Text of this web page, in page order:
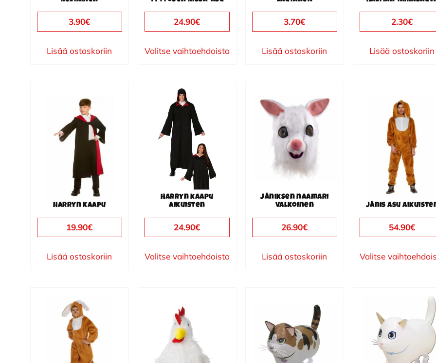
3.90€
Lisää ostoskoriin
24.90€
Valitse vaihtoehdoista
tuotteen
3.70€
Lisää ostoskoriin
2.30€
Lisää ostoskoriin
Harryn kaapu
19.90€
Lisää ostoskoriin
Harryn kaapu
aikuisten
24.90€
Valitse vaihtoehdoista
tuotteella
useampi
muunnelma.
tuotteen
sivulla.
Jäniksen naamari
valkoinen
26.90€
Lisää ostoskoriin
Jänis asu
54.90€
Valitse
tuotteella
useampi
muunnelma.
valinnat
tuotteen
sivulla.
tuotteella
useampi
muunnelma.